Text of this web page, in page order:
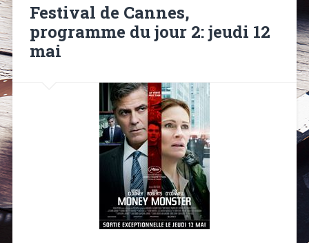
Festival de Cannes,
programme du jour 2: jeudi 12
mai